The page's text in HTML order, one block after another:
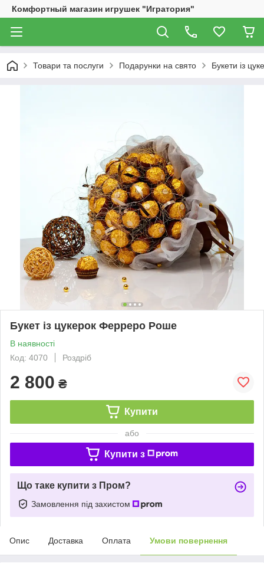
Комфортный магазин игрушек "Игратория"
Товари та послуги Подарунки на свято Букети із
Букет із цукерок Ферреро Роше
В наявності
Код: 4070
Роздріб
2 800 ₴
Купити
або
Купити з
Що таке купити з Пром?
Замовлення під захистом
Опис Доставка Оплата Умови повернення